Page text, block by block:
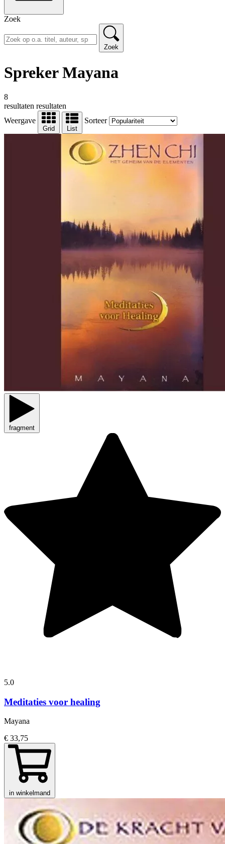
Zoek
Zoek
Spreker Mayana
8
resultaten resultaten
Weergave
Grid List
Sorteer
fragment
5.0
Meditaties voor healing
Mayana
€ 33,75
in winkelmand